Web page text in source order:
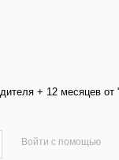
+ 12 месяцев от
Войти с помощью